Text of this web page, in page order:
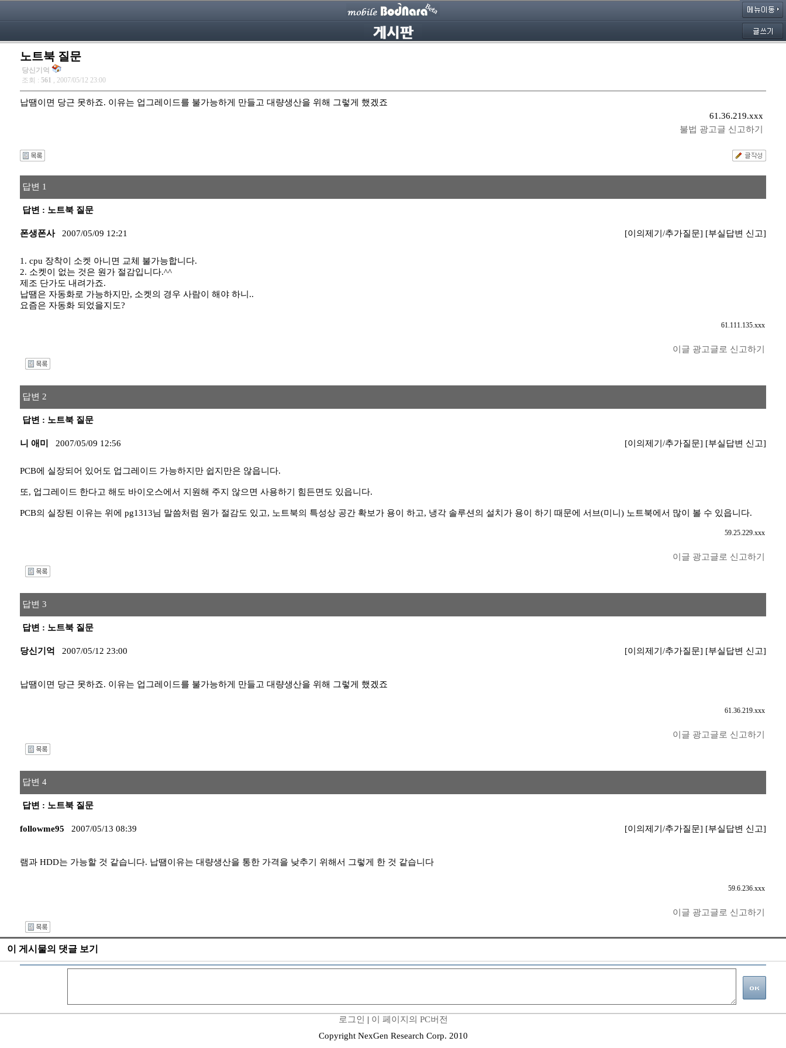
노트북 질문
당신기억
조회 : 561 , 2007/05/12 23:00
납땜이면 당근 못하죠. 이유는 업그레이드를 불가능하게 만들고 대량생산을 위해 그렇게 했겠죠
61.36.219.xxx
불법 광고글 신고하기
답변 1
답변 : 노트북 질문
폰생폰사 2007/05/09 12:21 [이의제기/추가질문] [부실답변 신고]
1. cpu 장착이 소켓 아니면 교체 불가능합니다.
2. 소켓이 없는 것은 원가 절감입니다.^^
제조 단가도 내려가죠.
납땜은 자동화로 가능하지만, 소켓의 경우 사람이 해야 하니..
요즘은 자동화 되었을지도?
61.111.135.xxx
이글 광고글로 신고하기
답변 2
답변 : 노트북 질문
니 애미 2007/05/09 12:56 [이의제기/추가질문] [부실답변 신고]
PCB에 실장되어 있어도 업그레이드 가능하지만 쉽지만은 않읍니다.
또, 업그레이드 한다고 해도 바이오스에서 지원해 주지 않으면 사용하기 힘든면도 있읍니다.
PCB의 실장된 이유는 위에 pg1313님 말씀처럼 원가 절감도 있고, 노트북의 특성상 공간 확보가 용이 하고, 냉각 솔루션의 설치가 용이 하기 때문에 서브(미니) 노트북에서 많이 볼 수 있읍니다.
59.25.229.xxx
이글 광고글로 신고하기
답변 3
답변 : 노트북 질문
당신기억 2007/05/12 23:00 [이의제기/추가질문] [부실답변 신고]
납땜이면 당근 못하죠. 이유는 업그레이드를 불가능하게 만들고 대량생산을 위해 그렇게 했겠죠
61.36.219.xxx
이글 광고글로 신고하기
답변 4
답변 : 노트북 질문
followme95 2007/05/13 08:39 [이의제기/추가질문] [부실답변 신고]
램과 HDD는 가능할 것 같습니다. 납땜이유는 대량생산을 통한 가격을 낮추기 위해서 그렇게 한 것 같습니다
59.6.236.xxx
이글 광고글로 신고하기
이 게시물의 댓글 보기
로그인 | 이 페이지의 PC버전
Copyright NexGen Research Corp. 2010